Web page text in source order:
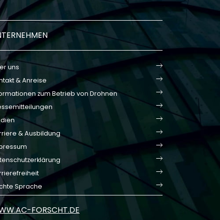
uns
& Anreise
zum Betrieb von Drohnen
& Ausbildung
Sprache
FORSCHT.DE